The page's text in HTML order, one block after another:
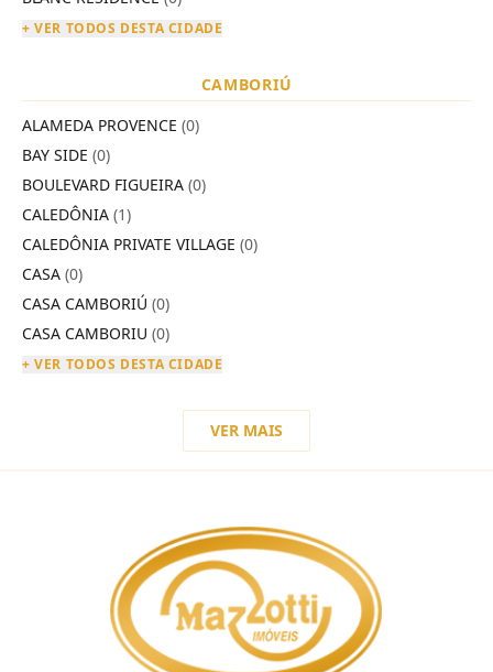
+ VER TODOS DESTA CIDADE
CAMBORIÚ
ALAMEDA PROVENCE (0)
BAY SIDE (0)
BOULEVARD FIGUEIRA (0)
CALEDÔNIA (1)
CALEDÔNIA PRIVATE VILLAGE (0)
CASA (0)
CASA CAMBORIÚ (0)
CASA CAMBORIU (0)
+ VER TODOS DESTA CIDADE
VER MAIS